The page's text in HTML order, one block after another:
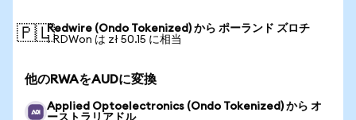
🇵🇱Redwire (Ondo Tokenized) から ポーランド ズロチ
1 RDWon は zł 50.15 に相当
他のRWAをAUDに変換
Applied Optoelectronics (Ondo Tokenized) から オ
ーストラリアドル